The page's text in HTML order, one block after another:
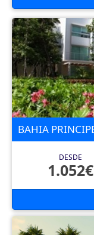
DESDE
1.052€